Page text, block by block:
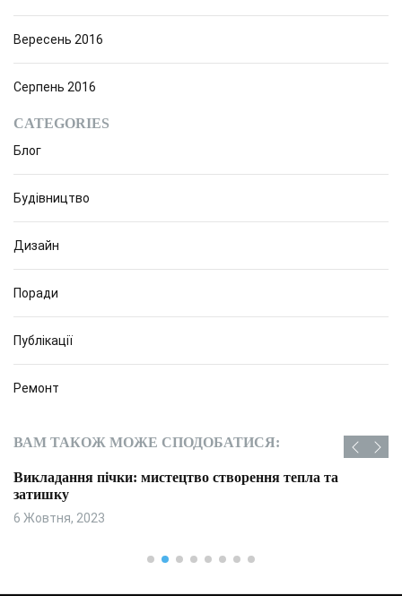
Вересень 2016
Серпень 2016
CATEGORIES
Блог
Будівництво
Дизайн
Поради
Публікації
Ремонт
ВАМ ТАКОЖ МОЖЕ СПОДОБАТИСЯ:
Викладання пічки: мистецтво створення тепла та
затишку
6 Жовтня, 2023